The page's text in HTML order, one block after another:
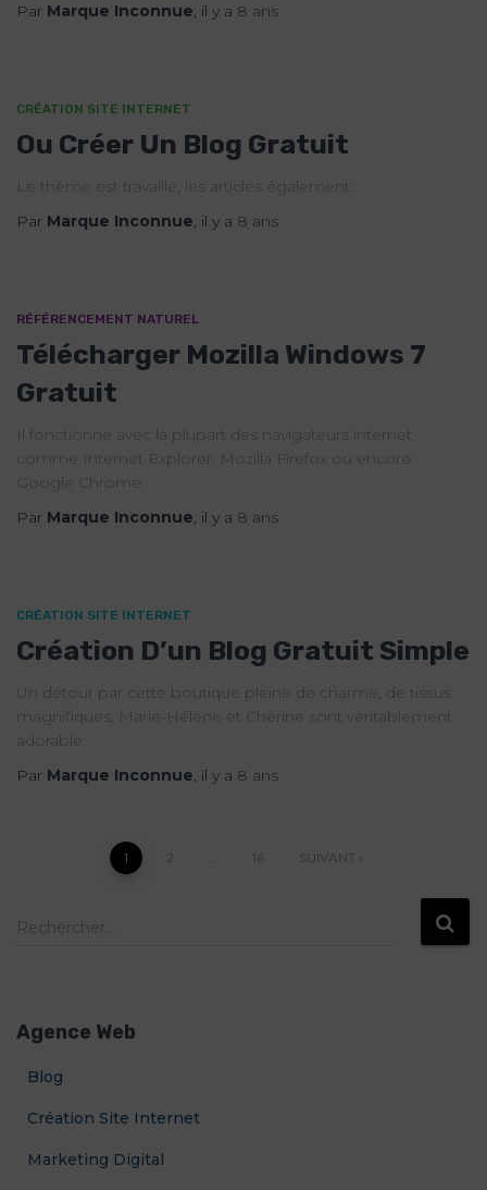
Par Marque Inconnue, il y a 8 ans
CRÉATION SITE INTERNET
Ou Créer Un Blog Gratuit
Le thème est travaillé, les articles également.
Par Marque Inconnue, il y a 8 ans
RÉFÉRENCEMENT NATUREL
Télécharger Mozilla Windows 7
Gratuit
Il fonctionne avec la plupart des navigateurs internet
comme Internet Explorer, Mozilla Firefox ou encore
Google Chrome.
Par Marque Inconnue, il y a 8 ans
CRÉATION SITE INTERNET
Création D’un Blog Gratuit Simple
Un détour par cette boutique pleine de charme, de tissus
magnifiques, Marie-Hélène et Chérine sont véritablement
adorable.
Par Marque Inconnue, il y a 8 ans
Pagination
des
1 2 16 SUIVANT
R
r
Rechercher…
Agence Web
Blog
Création Site Internet
Marketing Digital